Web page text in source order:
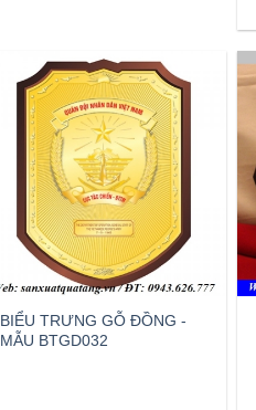
BIỂU TRƯNG GỖ ĐỒNG -
MẪU BTGD032